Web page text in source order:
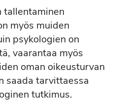
tallentaminen
myös muiden
psykologien on
vaarantaa myös
oman oikeusturvan
saada tarvittaessa
tutkimus.